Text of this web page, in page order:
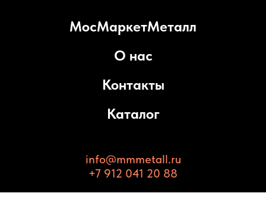
МосМаркетМеталл
О нас
Контакты
Каталог
info@mmmetall.ru
+7 912 041 20 88